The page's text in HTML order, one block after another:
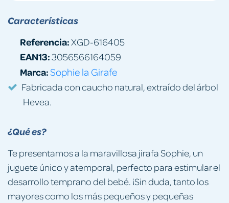
¿Qué es?
Te presentamos a la maravillosa jirafa Sophie, un
juguete único y atemporal, perfecto para estimular el
desarrollo temprano del bebé. ¡Sin duda, tanto los
mayores como los más pequeños y pequeñas
Características
Referencia:XGD-616405
EAN13:3056566164059
Marca: Sophie la Girafe
Fabricada con caucho natural, extraído del árbol
Hevea.